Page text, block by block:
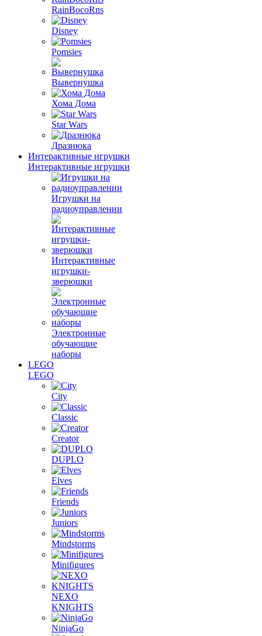
RainBocoRns
Disney
Pomsies
Вывернушка
Хома Дома
Star Wars
Дразнюка
Интерактивные игрушки
Интерактивные игрушки
Игрушки на
радиоуправлении
Интерактивные
игрушки-
зверюшки
Электронные
обучающие
наборы
LEGO
LEGO
City
Classic
Creator
DUPLO
Elves
Friends
Juniors
Mindstorms
Minifigures
NEXO
KNIGHTS
NinjaGo